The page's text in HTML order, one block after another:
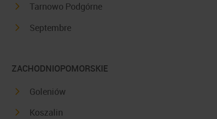
Tarnowo Podgórne
Septembre
ZACHODNIOPOMORSKIE
Goleniów
Koszalin